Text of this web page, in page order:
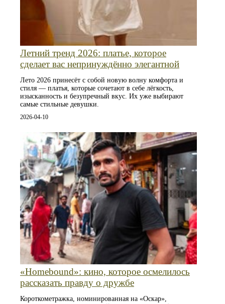
Летний тренд 2026: платье, которое
сделает вас непринуждённо элегантной
Лето 2026 принесёт с собой новую волну комфорта и
стиля — платья, которые сочетают в себе лёгкость,
изысканность и безупречный вкус. Их уже выбирают
самые стильные девушки.
2026-04-10
«Homebound»: кино, которое осмелилось
рассказать правду о дружбе
Короткометражка, номинированная на «Оскар»,